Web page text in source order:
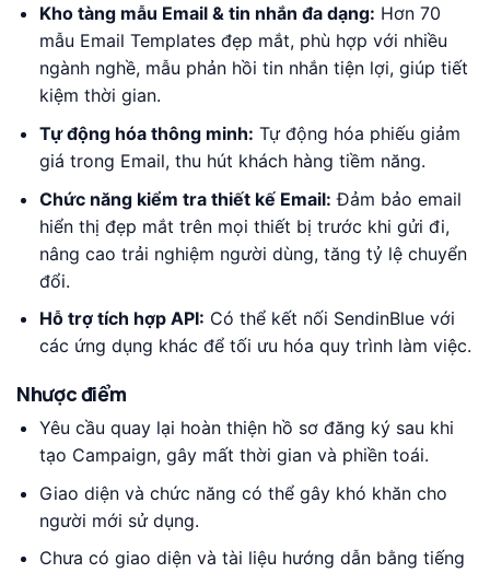
Kho tàng mẫu Email & tin nhắn đa dạng: Hơn 70
mẫu Email Templates đẹp mắt, phù hợp với nhiều
ngành nghề, mẫu phản hồi tin nhắn tiện lợi, giúp tiết
kiệm thời gian.
Tự động hóa thông minh: Tự động hóa phiếu giảm
giá trong Email, thu hút khách hàng tiềm năng.
Chức năng kiểm tra thiết kế Email: Đảm bảo email
hiển thị đẹp mắt trên mọi thiết bị trước khi gửi đi,
nâng cao trải nghiệm người dùng, tăng tỷ lệ chuyển
đổi.
Hỗ trợ tích hợp API: Có thể kết nối SendinBlue với
các ứng dụng khác để tối ưu hóa quy trình làm việc.
Nhược điểm
Yêu cầu quay lại hoàn thiện hồ sơ đăng ký sau khi
tạo Campaign, gây mất thời gian và phiền toái.
Giao diện và chức năng có thể gây khó khăn cho
người mới sử dụng.
Chưa có giao diện và tài liệu hướng dẫn bằng tiếng